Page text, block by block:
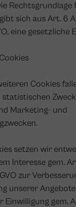
Rechtsgrundlage
sich aus Art. 6
eine gesetzliche
Cookies
statistischen
Marketing- und
setzen wir
Interesse gem.
zur
unserer
Einwilligung gem.